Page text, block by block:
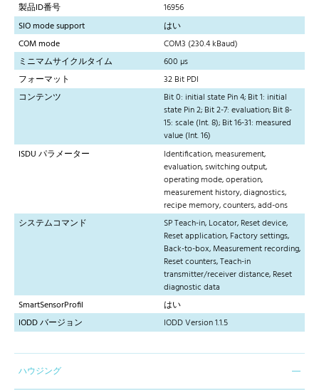
製品ID番号
16956
SIO mode support
はい
COM mode
COM3 (230.4 kBaud)
ミニマムサイクルタイム
600 µs
フォーマット
32 Bit PDI
コンテンツ
Bit 0: initial state Pin 4; Bit 1: initial
state Pin 2; Bit 2-7: evaluation; Bit 8-
15: scale (Int. 8); Bit 16-31: measured
value (Int. 16)
ISDU パラメーター
Identification, measurement,
evaluation, switching output,
operating mode, operation,
measurement history, diagnostics,
recipe memory, counters, add-ons
システムコマンド
SP Teach-in, Locator, Reset device,
Reset application, Factory settings,
Back-to-box, Measurement recording,
Reset counters, Teach-in
transmitter/receiver distance, Reset
diagnostic data
SmartSensorProfil
はい
IODD バージョン
IODD Version 1.1.5
ハウジング